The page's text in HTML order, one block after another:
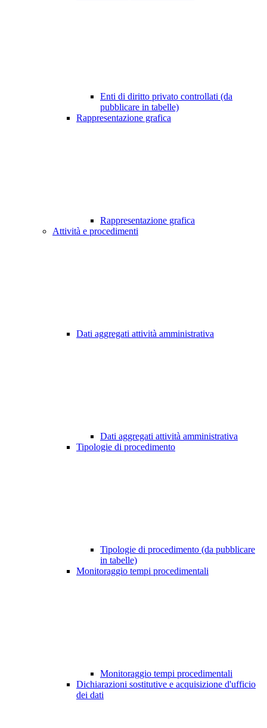
Enti di diritto privato controllati (da
pubblicare in tabelle)
Rappresentazione grafica
Rappresentazione grafica
Attività e procedimenti
Dati aggregati attività amministrativa
Dati aggregati attività amministrativa
Tipologie di procedimento
Tipologie di procedimento (da pubblicare
in tabelle)
Monitoraggio tempi procedimentali
Monitoraggio tempi procedimentali
Dichiarazioni sostitutive e acquisizione d'ufficio
dei dati